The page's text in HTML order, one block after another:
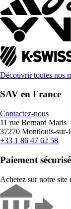
Découvrir toutes nos
SAV en France
Contactez-nous
11 rue Bernard Maris
37270 Montlouis-sur-
+33 1 86 47 62 58
Paiement sécurisé
Achetez sur notre site